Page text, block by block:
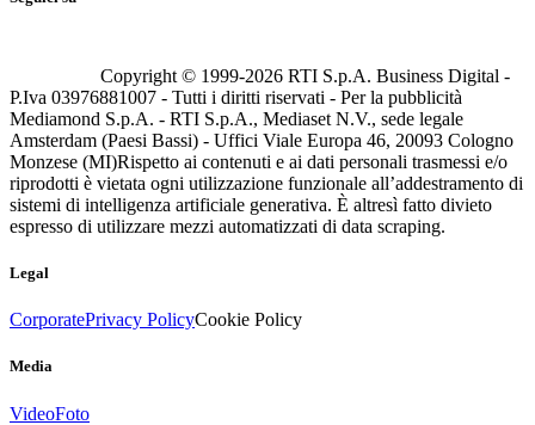
Copyright © 1999-2026 RTI S.p.A. Business Digital -
P.Iva 03976881007 - Tutti i diritti riservati - Per la pubblicità
Mediamond S.p.A. - RTI S.p.A., Mediaset N.V., sede legale
Amsterdam (Paesi Bassi) - Uffici Viale Europa 46, 20093 Cologno
Monzese (MI)Rispetto ai contenuti e ai dati personali trasmessi e/o
riprodotti è vietata ogni utilizzazione funzionale all’addestramento di
sistemi di intelligenza artificiale generativa. È altresì fatto divieto
espresso di utilizzare mezzi automatizzati di data scraping.
Legal
CorporatePrivacy PolicyCookie Policy
Media
VideoFoto